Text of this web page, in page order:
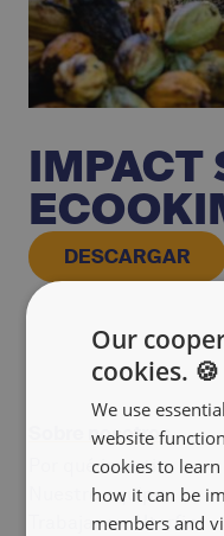
IMPACT
DESCARGAR
Sobre nosotros
Por qué invertir
Nuestro equipo
Trabajar en Alterfin
Our
cookies. 🍪
We use
website
cookies to
how it can be
members and